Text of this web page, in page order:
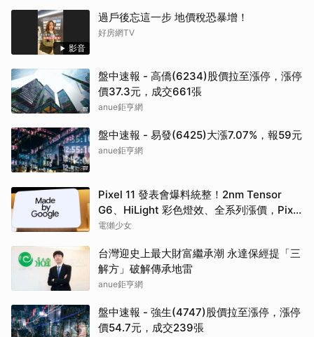
影音
過戶後忘這一步 地價稅恐暴增！
好房網TV
盤中速報 - 高僑(6234)股價拉至漲停，漲停
價37.3元，成交661張
anue鉅亨網
盤中速報 - 易發(6425)大漲7.07%，報59元
anue鉅亨網
Pixel 11 發表會爆料統整！2nm Tensor
G6、HiLight 彩色燈效、全系列漲價，Pixel
Tag 首度亮相？
電獺少女
台灣迎史上最大財富繼承潮 永達保經提「三
解方」破解傳承地雷
anue鉅亨網
盤中速報 - 強生(4747)股價拉至漲停，漲停
價54.7元，成交239張